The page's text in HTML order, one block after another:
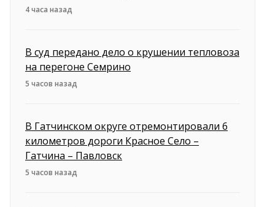
4 часа назад
В суд передано дело о крушении тепловоза
на перегоне Семрино
5 часов назад
В Гатчинском округе отремонтировали 6
километров дороги Красное Село –
Гатчина – Павловск
5 часов назад